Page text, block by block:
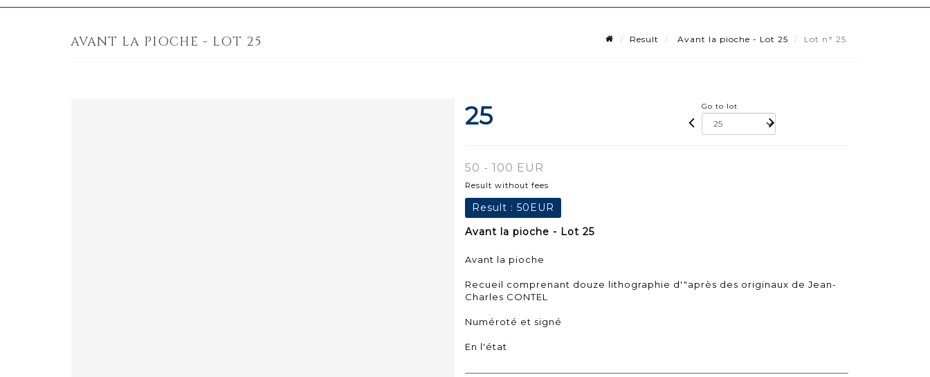
AVANT LA PIOCHE - LOT 25 Result Avant la pioche - Lot 25 Lot n° 25
25 Go to lot
50 - 100 EUR
Result without fees
Result : 50EUR
Avant la pioche - Lot 25
Avant la pioche
Recueil comprenant douze lithographie d'"après des originaux de Jean-
Charles CONTEL
Numéroté et signé
En l'état